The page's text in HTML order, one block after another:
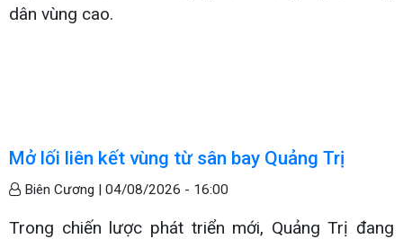
dân vùng cao.
Mở lối liên kết vùng từ sân bay Quảng Trị
Biên Cương | 04/08/2026 - 16:00
Trong chiến lược phát triển mới, Quảng Trị đang